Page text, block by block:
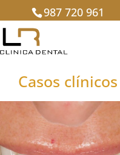
987 720 961
Casos clínicos